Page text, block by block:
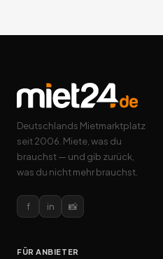
Deutschlands Mietmarktplatz
seit 2006. Miete, was du
brauchst — und gib zurück,
was du nicht mehr brauchst.
f in 📸
FÜR ANBIETER